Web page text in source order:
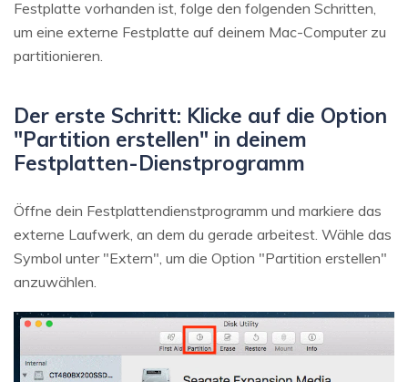
Festplatte vorhanden ist, folge den folgenden Schritten,
um eine externe Festplatte auf deinem Mac-Computer zu
partitionieren.
Der erste Schritt: Klicke auf die Option
"Partition erstellen" in deinem
Festplatten-Dienstprogramm
Öffne dein Festplattendienstprogramm und markiere das
externe Laufwerk, an dem du gerade arbeitest. Wähle das
Symbol unter "Extern", um die Option "Partition erstellen"
anzuwählen.